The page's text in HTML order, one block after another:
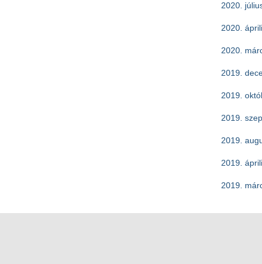
2020.
2020.
2020.
2019.
2019.
2019.
2019.
2019.
2019.